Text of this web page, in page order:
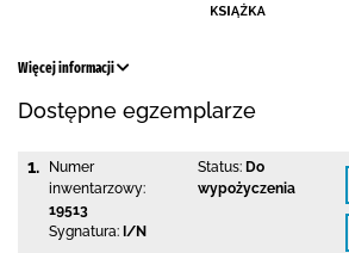
Więcej informacji
Dostępne egzemplarze
1.
Numer
inwentarzowy:
19513
Sygnatura: I/N
Status: Do
wypożyczenia